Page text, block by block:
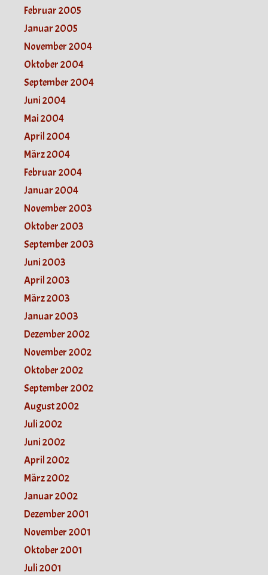
Februar 2005
Januar 2005
November 2004
Oktober 2004
September 2004
Juni 2004
Mai 2004
April 2004
März 2004
Februar 2004
Januar 2004
November 2003
Oktober 2003
September 2003
Juni 2003
April 2003
März 2003
Januar 2003
Dezember 2002
November 2002
Oktober 2002
September 2002
August 2002
Juli 2002
Juni 2002
April 2002
März 2002
Januar 2002
Dezember 2001
November 2001
Oktober 2001
Juli 2001